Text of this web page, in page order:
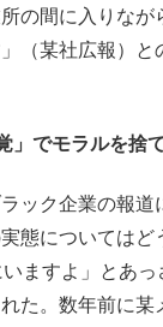
の間に入りなが
（某社広報）
」でモラルを捨
ック企業の報道
態については
ますよ」とあ
た。数年前に